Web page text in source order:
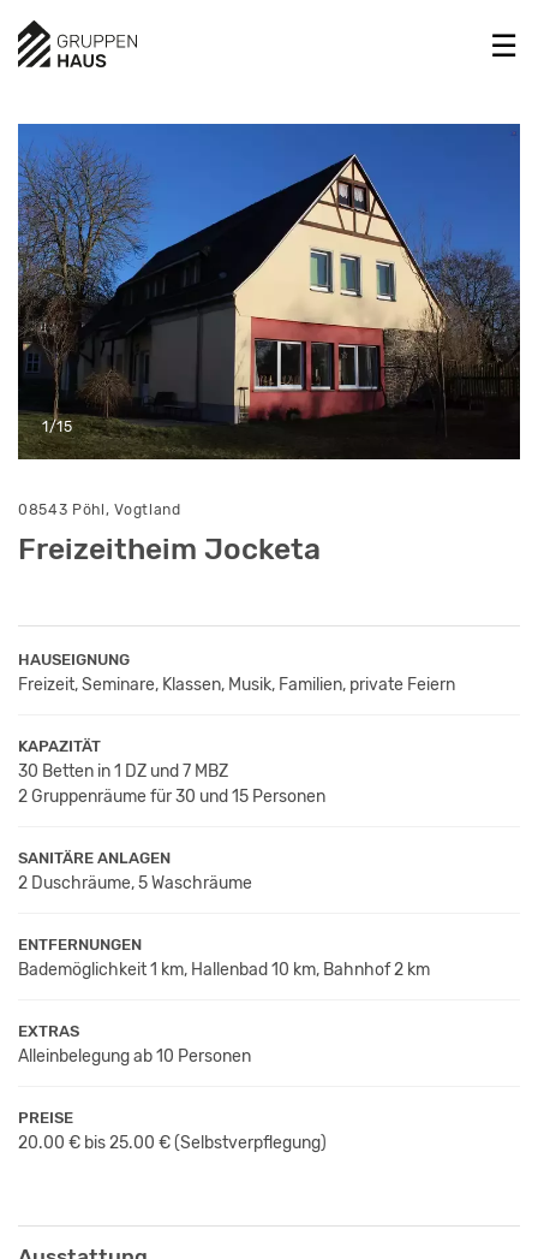
1/15
08543 Pöhl, Vogtland
Freizeitheim Jocketa
HAUSEIGNUNG
Freizeit, Seminare, Klassen, Musik, Familien, private Feiern
KAPAZITÄT
30 Betten in 1 DZ und 7 MBZ
2 Gruppenräume für 30 und 15 Personen
SANITÄRE ANLAGEN
2 Duschräume, 5 Waschräume
ENTFERNUNGEN
Bademöglichkeit 1 km, Hallenbad 10 km, Bahnhof 2 km
EXTRAS
Alleinbelegung ab 10 Personen
PREISE
20.00 € bis 25.00 €(Selbstverpflegung)